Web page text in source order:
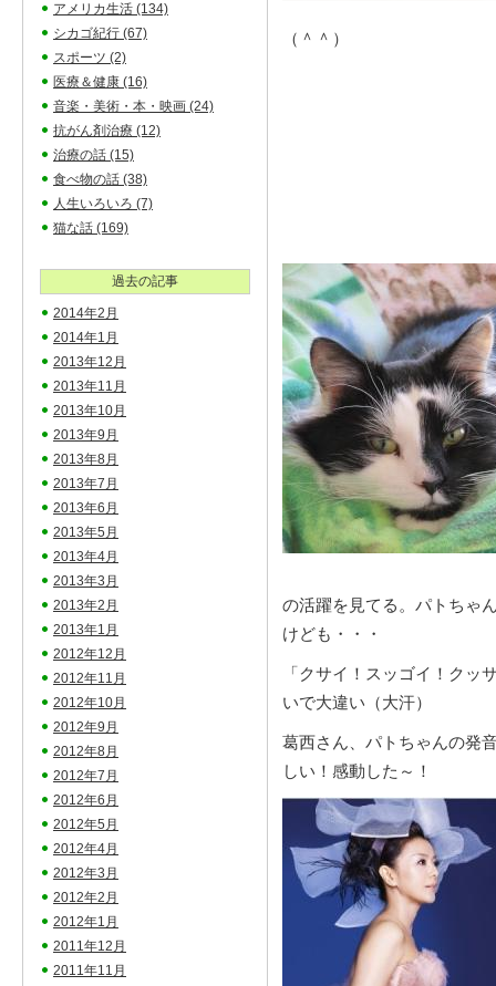
（＾＾）
の活躍を見てる。パトちゃ
けども・・・
「クサイ！スッゴイ！クッ
いで大違い（大汗）
葛西さん、パトちゃんの発
しい！感動した～！
アメリカ生活 (134)
シカゴ紀行 (67)
スポーツ (2)
医療＆健康 (16)
音楽・美術・本・映画 (24)
抗がん剤治療 (12)
治療の話 (15)
食べ物の話 (38)
人生いろいろ (7)
猫な話 (169)
過去の記事
2014年2月
2014年1月
2013年12月
2013年11月
2013年10月
2013年9月
2013年8月
2013年7月
2013年6月
2013年5月
2013年4月
2013年3月
2013年2月
2013年1月
2012年12月
2012年11月
2012年10月
2012年9月
2012年8月
2012年7月
2012年6月
2012年5月
2012年4月
2012年3月
2012年2月
2012年1月
2011年12月
2011年11月